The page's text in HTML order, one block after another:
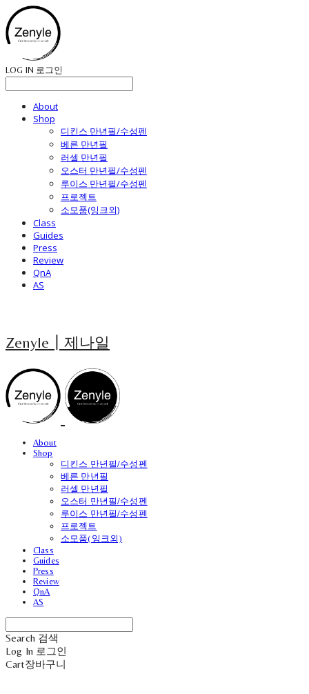
LOG IN 로그인
About
Shop
디킨스 만년필/수성펜
베른 만년필
러셀 만년필
오스터 만년필/수성펜
루이스 만년필/수성펜
프로젝트
소모품(잉크외)
Class
Guides
Press
Review
QnA
AS
Zenyle┃제나일
About
Shop
디킨스 만년필/수성펜
베른 만년필
러셀 만년필
오스터 만년필/수성펜
루이스 만년필/수성펜
프로젝트
소모품(잉크외)
Class
Guides
Press
Review
QnA
AS
Search 검색
Log In 로그인
Cart장바구니